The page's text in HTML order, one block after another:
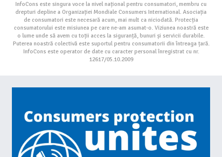
InfoCons este singura voce la nivel național pentru consumatori, membru cu
drepturi depline a Organizației Mondiale Consumers International. Asociația
de consumatori este necesară acum, mai mult ca niciodată. Protecția
consumatorului este misiunea pe care ne-am asumat-o. Viziunea noastră este
o lume unde să avem cu toții acces la siguranță, bunuri și servicii durabile.
Puterea noastră colectivă este suportul pentru consumatorii din întreaga țară.
InfoCons este operator de date cu caracter personal înregistrat cu nr.
12617/05.10.2009